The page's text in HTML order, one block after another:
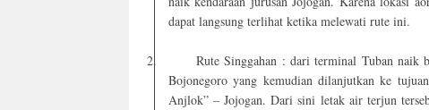
dapat langsung terlihat ketika melewati rute ini.
2.
Rute Singgahan : dari terminal Tuban naik
Bojonegoro yang kemudian dilanjutkan ke
Anjlok” – Jojogan. Dari sini letak air terjun